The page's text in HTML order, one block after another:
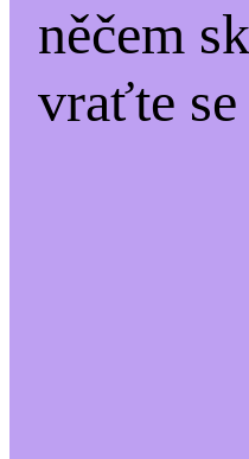
něčem
vraťte